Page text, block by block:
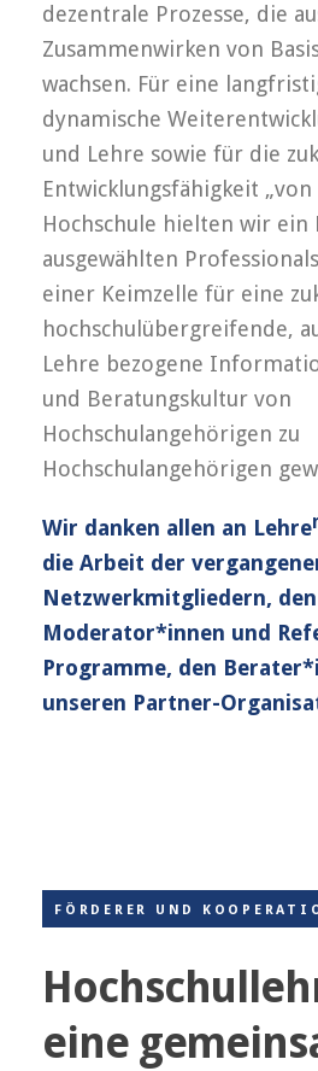
dezentrale Prozesse, die
Zusammenwirken von
wachsen. Für eine
dynamische
und Lehre sowie für die
Entwicklungsfähigkeit
Hochschule hielten wir ein
ausgewählten
einer Keimzelle für eine
hochschulübergreifende,
Lehre bezogene
und Beratungskultur von
Hochschulangehörigen zu
Hochschulangehörigen
Wir danken allen an Lehre
die Arbeit der
Netzwerkmitgliedern, den
Moderator*innen und
Programme, den
unseren Partner-
FÖRDERER UND
eine